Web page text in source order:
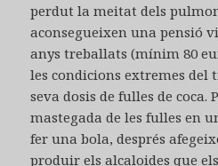
perdut la meitat dels
aconsegueixen una pensió
anys treballats (mínim 80
les condicions extremes del
seva dosis de fulles de coca.
mastegada de les fulles en
fer una bola, després
produir els alcaloides que